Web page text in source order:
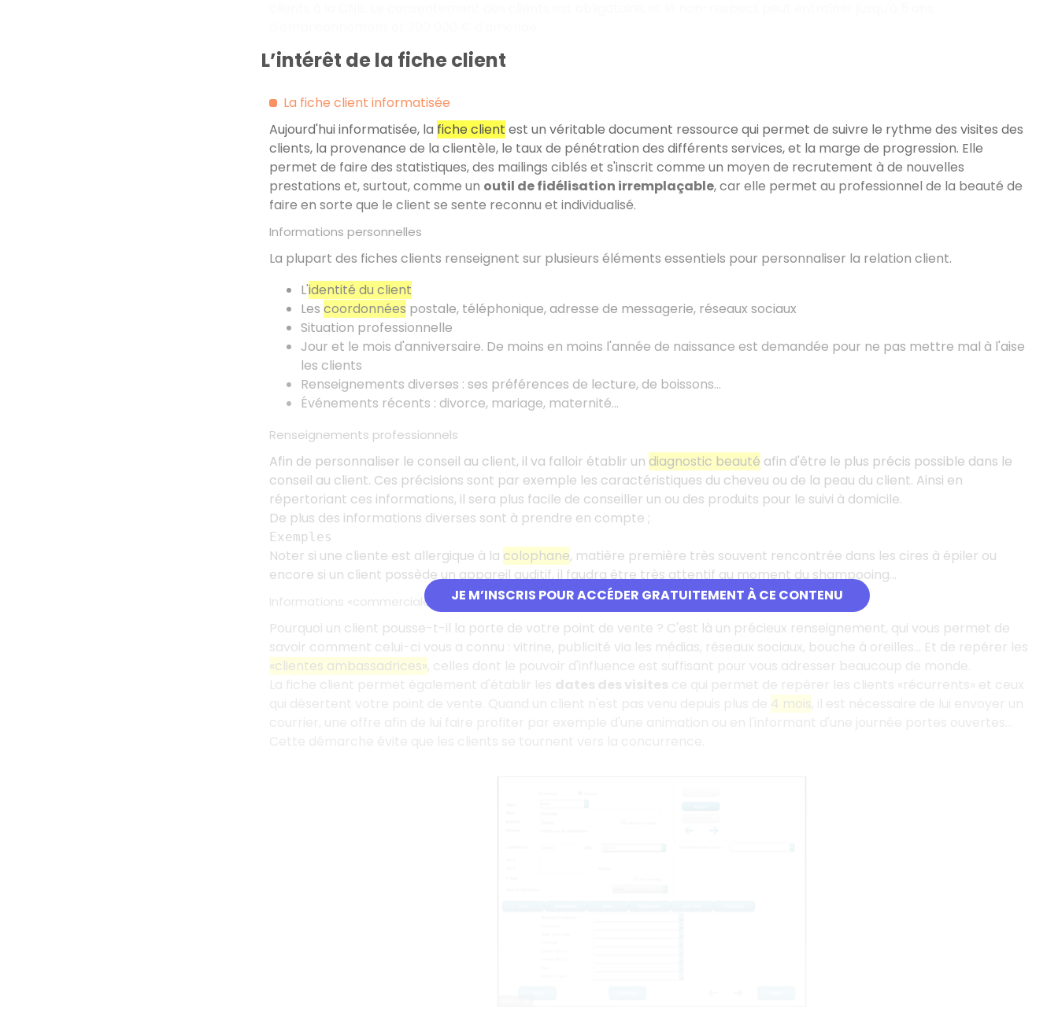
JE M’INSCRIS POUR ACCÉDER GRATUITEMENT À CE CONTENU
L’intérêt de la fiche client
La fiche client informatisée
Aujourd'hui informatisée, la fiche client est un véritable document ressource qui permet de suivre le rythme des visites des
clients, la provenance de la clientèle, le taux de pénétration des différents services, et la marge de progression. Elle
permet de faire des statistiques, des mailings ciblés et s'inscrit comme un moyen de recrutement à de nouvelles
prestations et, surtout, comme un outil de fidélisation irremplaçable, car elle permet au professionnel de la beauté de
faire en sorte que le client se sente reconnu et individualisé.
Informations personnelles
La plupart des fiches clients renseignent sur plusieurs éléments essentiels pour personnaliser la relation client.
L'identité du client
Les coordonnées postale, téléphonique, adresse de messagerie, réseaux sociaux
Situation professionnelle
Jour et le mois d'anniversaire. De moins en moins l'année de naissance est demandée pour ne pas mettre mal à l'aise
les clients
Renseignements diverses : ses préférences de lecture, de boissons…
Événements récents : divorce, mariage, maternité...
Renseignements professionnels
Afin de personnaliser le conseil au client, il va falloir établir un diagnostic beauté afin d'être le plus précis possible dans le
conseil au client. Ces précisions sont par exemple les caractéristiques du cheveu ou de la peau du client. Ainsi en
répertoriant ces informations, il sera plus facile de conseiller un ou des produits pour le suivi à domicile.
De plus des informations diverses sont à prendre en compte ;
Exemples
Noter si une cliente est allergique à la colophane, matière première très souvent rencontrée dans les cires à épiler ou
encore si un client possède un appareil auditif, il faudra être très attentif au moment du shampooing…
Informations «commerciales»
Pourquoi un client pousse-t-il la porte de votre point de vente ? C'est là un précieux renseignement, qui vous permet de
savoir comment celui-ci vous a connu : vitrine, publicité via les médias, réseaux sociaux, bouche à oreilles... Et de repérer les
«clientes ambassadrices», celles dont le pouvoir d'influence est suffisant pour vous adresser beaucoup de monde.
La fiche client permet également d'établir les dates des visites ce qui permet de repérer les clients «récurrents» et ceux
4 mois